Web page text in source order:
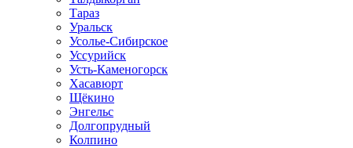
Тараз
Уральск
Усолье-Сибирское
Уссурийск
Усть-Каменогорск
Хасавюрт
Щёкино
Энгельс
Долгопрудный
Колпино